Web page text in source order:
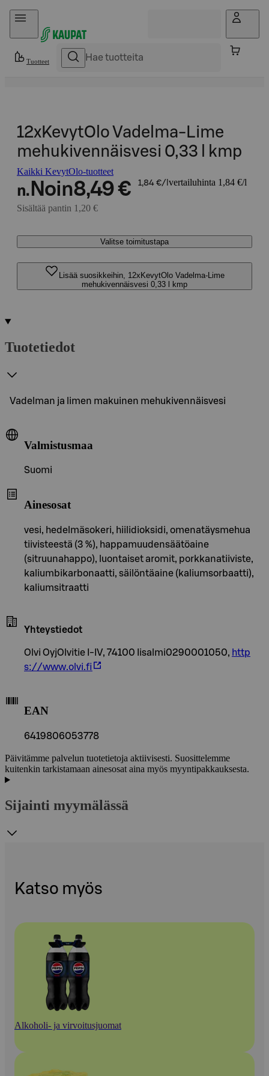
Hyppää sisältöön
Tuotteet
12xKevytOlo Vadelma-Lime
mehukivennäisvesi 0,33 l kmp
Kaikki KevytOlo-tuotteet
n. Noin8,49 € 1,84 €/l vertailuhinta 1,84 €/l
Sisältää pantin 1,20 €
Valitse toimitustapa
Lisää suosikkeihin, 12xKevytOlo Vadelma-Lime
mehukivennäisvesi 0,33 l kmp
Tuotetiedot
Vadelman ja limen makuinen mehukivennäisvesi
Valmistusmaa
Suomi
Ainesosat
vesi, hedelmäsokeri, hiilidioksidi, omenatäysmehua
tiivisteestä (3 %), happamuudensäätöaine
(sitruunahappo), luontaiset aromit, porkkanatiiviste,
kaliumbikarbonaatti, säilöntäaine (kaliumsorbaatti),
kaliumsitraatti
Yhteystiedot
Olvi OyjOlvitie I-IV, 74100 Iisalmi0290001050, http
s://www.olvi.fi
EAN
6419806053778
Päivitämme palvelun tuotetietoja aktiivisesti. Suosittelemme
kuitenkin tarkistamaan ainesosat aina myös myyntipakkauksesta.
Sijainti myymälässä
Katso myös
Alkoholi- ja virvoitusjuomat